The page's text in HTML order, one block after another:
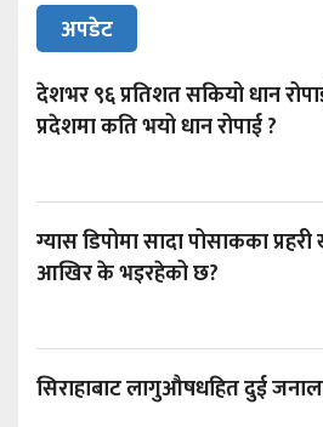
अपडेट
देशभर ९६ प्रतिशत सकियो धान
प्रदेशमा कति भयो धान रोपाई ?
ग्यास डिपोमा सादा पोसाकका
आखिर के भइरहेको छ?
सिराहाबाट लागुऔषधहित दुई